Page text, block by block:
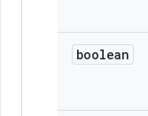
boolean